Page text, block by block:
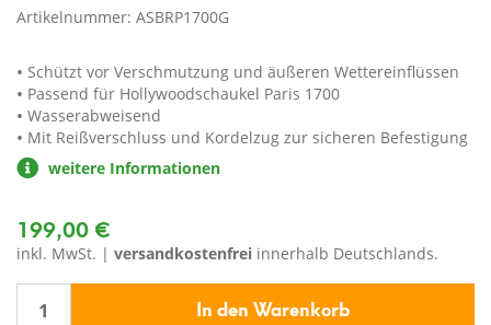
Artikelnummer: ASBRP1700G
Schützt vor Verschmutzung und äußeren Wettereinflüssen
Passend für Hollywoodschaukel Paris 1700
Wasserabweisend
Mit Reißverschluss und Kordelzug zur sicheren Befestigung
weitere Informationen
199,00 €
inkl. MwSt. | versandkostenfrei innerhalb Deutschlands.
In den Warenkorb